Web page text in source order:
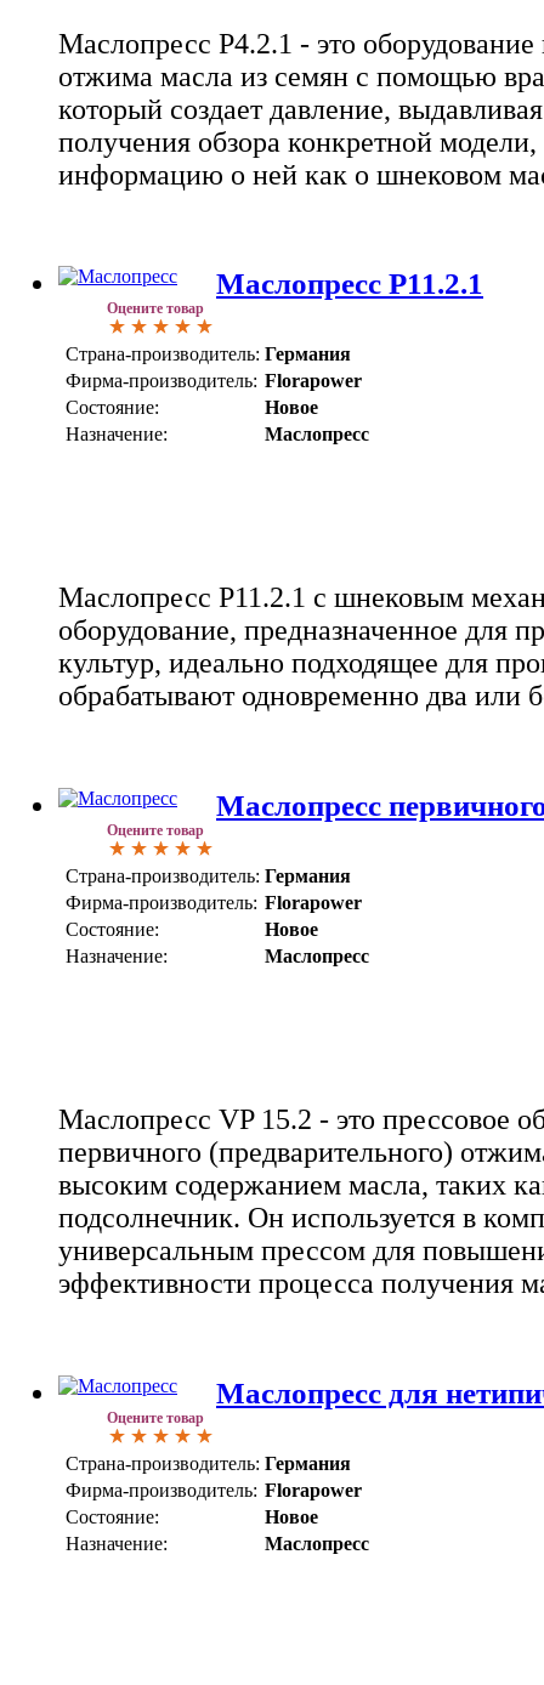
Маслопресс Р4.2.1 - это оборудование
отжима масла из семян с помощью
который создает давление,
получения обзора конкретной
информацию о ней как о шнековом
Оцените товар
Маслопресс Р11.2.1
Страна-производитель: Германия
Фирма-производитель: Florapower
Состояние:
Новое
Назначение:
Маслопресс
Маслопресс Р11.2.1 с шнековым
оборудование, предназначенное для
культур, идеально подходящее для
обрабатывают одновременно два или
Оцените товар
Маслопресс
Страна-производитель: Германия
Фирма-производитель: Florapower
Состояние:
Новое
Назначение:
Маслопресс
Маслопресс VP 15.2 - это прессовое
первичного (предварительного)
высоким содержанием масла, таких
подсолнечник. Он используется в
универсальным прессом для
эффективности процесса получения
Оцените товар
Маслопресс для
Страна-производитель: Германия
Фирма-производитель: Florapower
Состояние:
Новое
Назначение:
Маслопресс